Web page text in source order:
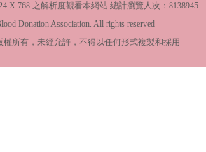
X 768 之解析度觀看本網站 總計瀏覽人次： 8138945
Donation Association. All rights reserved
所有，未經允許，不得以任何形式複製和採用